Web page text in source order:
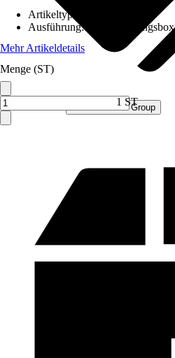
Verkauf durch: Procommerce Group
Artikeltyp
Ausführung:
Aufbewahrungsbox
Mehr Artikeldetails
Menge (ST)
1 ST